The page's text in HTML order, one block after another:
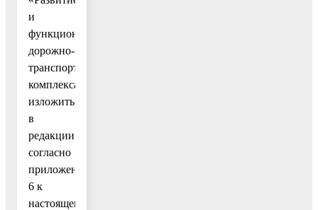
и
функционирование
дорожно-
транспортного
комплекса»
изложить
в
редакции
согласно
приложению
6 к
настоящему